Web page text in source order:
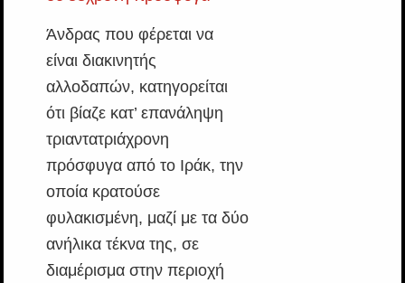
Άνδρας που φέρεται να
είναι διακινητής
αλλοδαπών, κατηγορείται
ότι βίαζε κατ’ επανάληψη
τριαντατριάχρονη
πρόσφυγα από το Ιράκ, την
οποία κρατούσε
φυλακισμένη, μαζί με τα δύο
ανήλικα τέκνα της, σε
διαμέρισμα στην περιοχή